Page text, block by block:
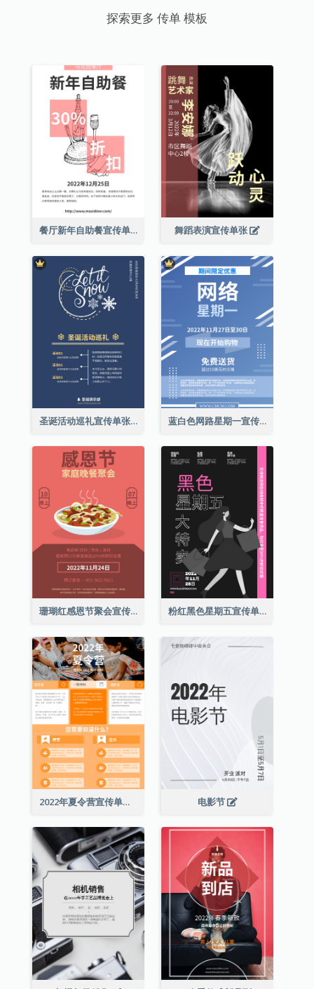
探索更多 传单 模板
餐厅新年自助餐宣传单张 舞蹈表演宣传单张
圣诞活动巡礼宣传单张(附介绍) 蓝白色网路星期一宣传单张
珊瑚红感恩节聚会宣传单张 粉红黑色星期五宣传单张
2022年夏令营宣传单张 电影节